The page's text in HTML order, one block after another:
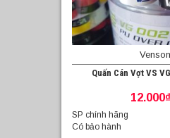
Quấn Cán Vợt VS
12.000₫
SP chính hãng
Có bảo hành